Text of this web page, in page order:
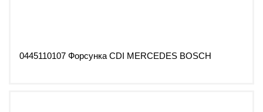
0445110107 Форсунка CDI MERCEDES BOSCH